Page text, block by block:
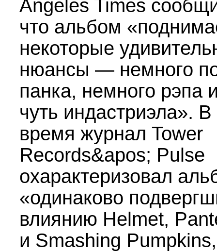
Angeles Times
что альбом
некоторые
нюансы — немного
панка, немного рэпа
чуть индастриэла».
время журнал Tower
Records&apos; Pulse
охарактеризовал
«одинаково
влиянию Helmet,
и Smashing Pumpkins,